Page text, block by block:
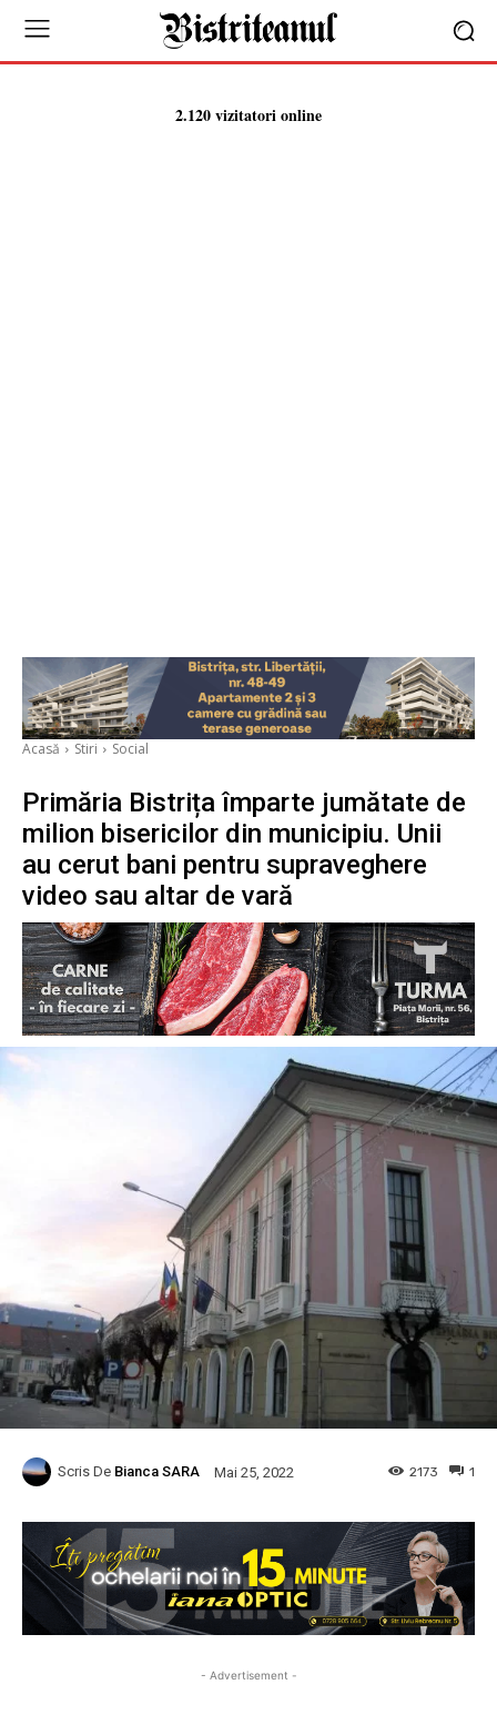
2.120 vizitatori online
Acasă Stiri Social
Primăria Bistrița împarte jumătate de
milion bisericilor din municipiu. Unii
au cerut bani pentru supraveghere
video sau altar de vară
Scris De Bianca SARA Mai 25, 2022 1
2173
- Advertisement -